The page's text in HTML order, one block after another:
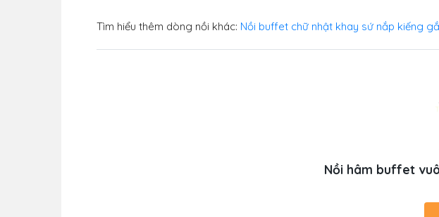
Tìm hiểu thêm dòng nồi khác: Nồi buffet chữ nhật khay sứ nắp kiếng
Nồi hâm buffet